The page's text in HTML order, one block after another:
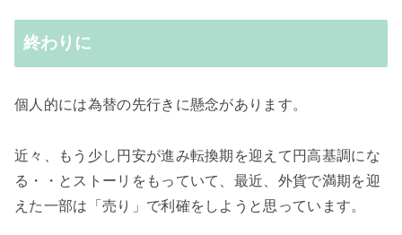
終わりに
個人的には為替の先行きに懸念があります。
近々、もう少し円安が進み転換期を迎えて円高基調にな
る・・とストーリをもっていて、最近、外貨で満期を迎
えた一部は「売り」で利確をしようと思っています。